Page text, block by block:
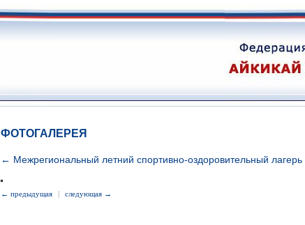
ФОТОГАЛЕРЕЯ
← Межрегиональный летний спортивно-оздоровительный
← предыдущая | следующая →